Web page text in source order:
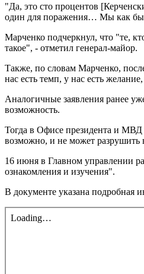
"Да, это сто процентов
один для поражения… Мы как бы
Марченко подчеркнул, что "те,
такое", - отметил генерал-майор.
Также, по словам Марченко,
нас есть темп, у нас есть
Аналогичные заявления ранее
возможность.
Тогда в Офисе президента и МВД
возможно, и не может разрушить
16 июня в Главном управлении
ознакомления и изучения".
В документе указана подробная